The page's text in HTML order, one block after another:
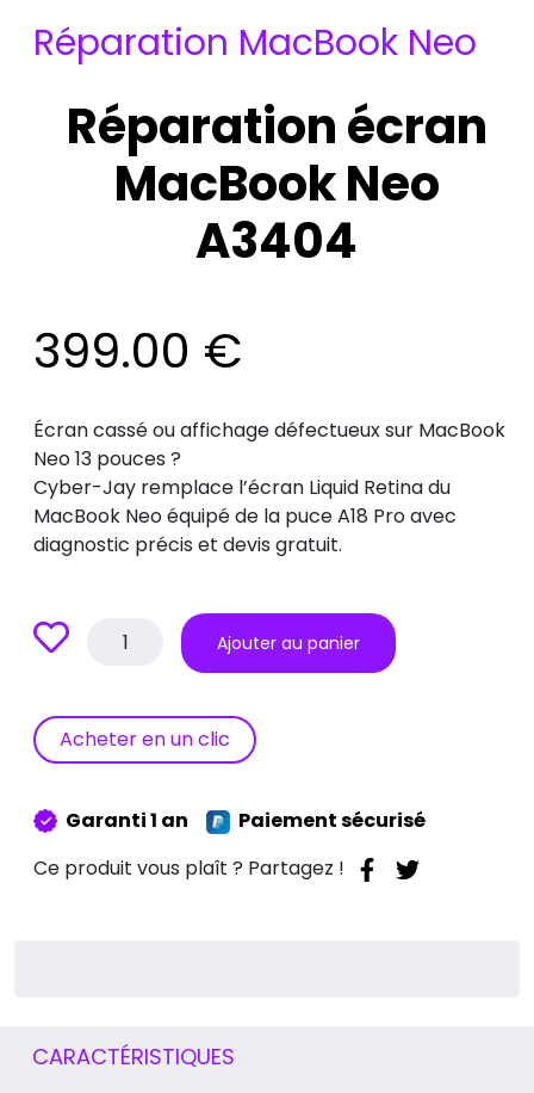
Réparation MacBook Neo
Réparation écran
MacBook Neo
A3404
399.00 €
Écran cassé ou affichage défectueux sur MacBook
Neo 13 pouces ?
Cyber-Jay remplace l’écran Liquid Retina du
MacBook Neo équipé de la puce A18 Pro avec
diagnostic précis et devis gratuit.
quantité
MacBook
Ajouter au panier
Acheter en un clic
Garanti 1 an
Paiement sécurisé
Ce produit vous plaît ? Partagez !
CARACTÉRISTIQUES